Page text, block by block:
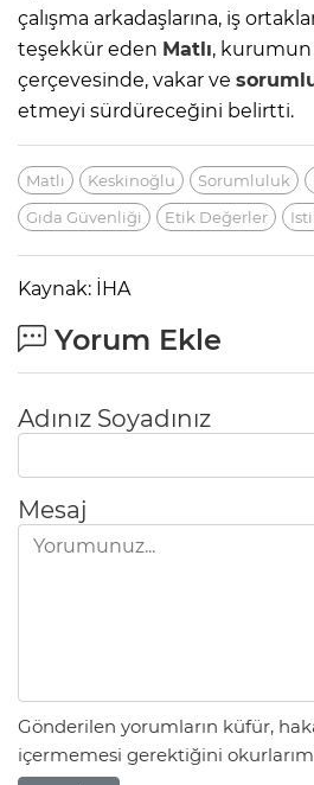
çalışma arkadaşlarına, iş
teşekkür eden Matlı,
çerçevesinde, vakar ve
etmeyi sürdüreceğini belirtti.
Matlı Keskinoğlu Sorumluluk
Gıda Güvenliği
Etik Değerler
Kaynak: İHA
Yorum Ekle
Adınız Soyadınız
Mesaj
Gönderilen yorumların küfür,
içermemesi gerektiğini